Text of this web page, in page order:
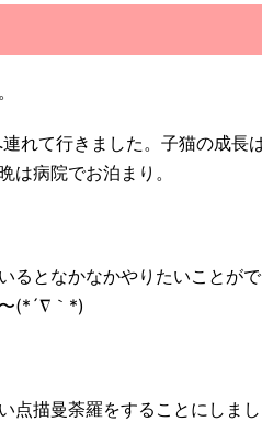
れて行きました。子猫の成長
は病院でお泊まり。
るとなかなかやりたいことが
(*´∇｀*)
描曼荼羅をすることにしまし